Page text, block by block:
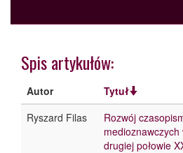
Spis artykułów:
Autor Tytuł
Ryszard Filas
Rozwój
medioznawczych
drugiej połowie